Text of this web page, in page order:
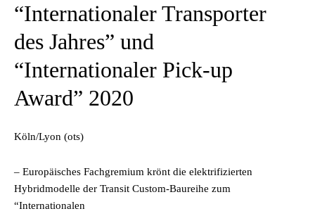
“Internationaler Transporter
des Jahres” und
“Internationaler Pick-up
Award” 2020
Köln/Lyon (ots)
– Europäisches Fachgremium krönt die elektrifizierten
Hybridmodelle der Transit Custom-Baureihe zum
“Internationalen